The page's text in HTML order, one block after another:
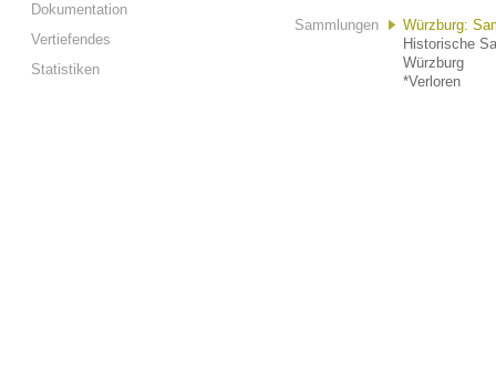
Dokumentation
Vertiefendes
Statistiken
Sammlungen
Würzburg:
Historische
Würzburg
*Verloren